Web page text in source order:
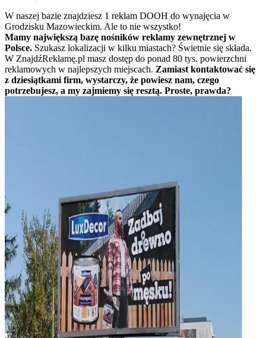
W naszej bazie znajdziesz 1 reklam DOOH do wynajęcia w
Grodzisku Mazowieckim. Ale to nie wszystko!
Mamy największą bazę nośników reklamy zewnętrznej w
Polsce. Szukasz lokalizacji w kilku miastach? Świetnie się składa.
W ZnajdźReklamę.pl masz dostęp do ponad 80 tys. powierzchni
reklamowych w najlepszych miejscach. Zamiast kontaktować się
z dziesiątkami firm, wystarczy, że powiesz nam, czego
potrzebujesz, a my zajmiemy się resztą. Proste, prawda?